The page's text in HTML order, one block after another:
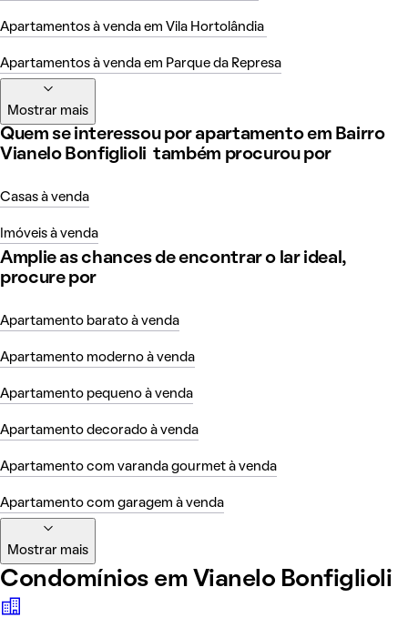
Apartamentos à venda em Vila Hortolândia
Apartamentos à venda em Parque da Represa
Mostrar mais
Quem se interessou por apartamento em Bairro
Vianelo Bonfiglioli também procurou por
Casas à venda
Imóveis à venda
Amplie as chances de encontrar o lar ideal,
procure por
Apartamento barato à venda
Apartamento moderno à venda
Apartamento pequeno à venda
Apartamento decorado à venda
Apartamento com varanda gourmet à venda
Apartamento com garagem à venda
Mostrar mais
Condomínios em Vianelo Bonfiglioli